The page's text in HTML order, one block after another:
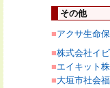
その他
■アクサ生命
■株式会社イ
■エイキット
■大垣市社会